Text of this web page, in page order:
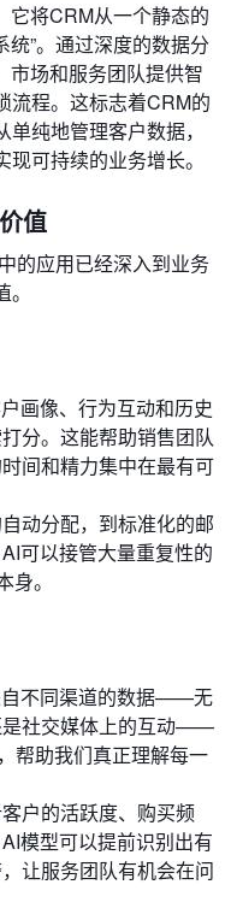
它将CRM从一个静态的
统”。通过深度的数据分
市场和服务团队提供智
流程。这标志着CRM的
纯地管理客户数据，
可持续的业务增长。
值
的应用已经深入到业务
画像、行为互动和历史
分。这能帮助销售团队
间和精力集中在最有可
动分配，到标准化的邮
可以接管大量重复性的
。
自不同渠道的数据——无
是社交媒体上的互动——
帮助我们真正理解每一
户的活跃度、购买频
模型可以提前识别出有
让服务团队有机会在问